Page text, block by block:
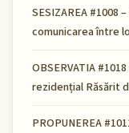
SESIZAREA #1008
comunicarea între
OBSERVATIA
rezidențial Răsărit
PROPUNEREA